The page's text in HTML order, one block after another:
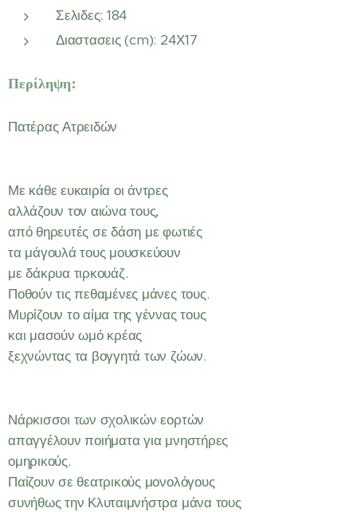
Σελιδες: 184
Διαστασεις (cm): 24Χ17
Περίληψη:
Πατέρας Ατρειδών
Με κάθε ευκαιρία οι άντρες
αλλάζουν τον αιώνα τους,
από θηρευτές σε δάση με φωτιές
τα μάγουλά τους μουσκεύουν
με δάκρυα τιρκουάζ.
Ποθούν τις πεθαμένες μάνες τους.
Μυρίζουν το αίμα της γέννας τους
και μασούν ωμό κρέας
ξεχνώντας τα βογγητά των ζώων.
Νάρκισσοι των σχολικών εορτών
απαγγέλουν ποιήματα για μνηστήρες
ομηρικούς.
Παίζουν σε θεατρικούς μονολόγους
συνήθως την Κλυταιμνήστρα μάνα τους